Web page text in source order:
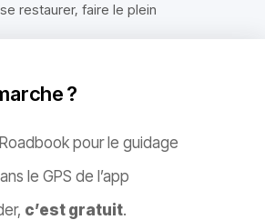
restaurer, faire le plein
?
pour le guidage
le GPS de l’app
c’est gratuit.